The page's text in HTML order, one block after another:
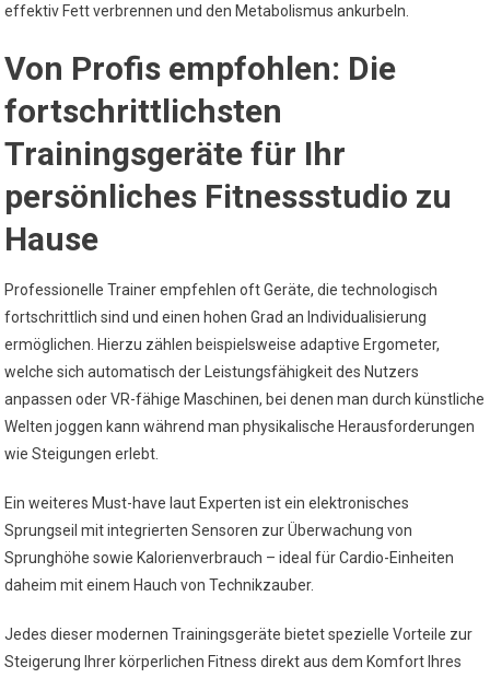
effektiv Fett verbrennen und den Metabolismus ankurbeln.
Von Profis empfohlen: Die
fortschrittlichsten
Trainingsgeräte für Ihr
persönliches Fitnessstudio zu
Hause
Professionelle Trainer empfehlen oft Geräte, die technologisch
fortschrittlich sind und einen hohen Grad an Individualisierung
ermöglichen. Hierzu zählen beispielsweise adaptive Ergometer,
welche sich automatisch der Leistungsfähigkeit des Nutzers
anpassen oder VR-fähige Maschinen, bei denen man durch künstliche
Welten joggen kann während man physikalische Herausforderungen
wie Steigungen erlebt.
Ein weiteres Must-have laut Experten ist ein elektronisches
Sprungseil mit integrierten Sensoren zur Überwachung von
Sprunghöhe sowie Kalorienverbrauch – ideal für Cardio-Einheiten
daheim mit einem Hauch von Technikzauber.
Jedes dieser modernen Trainingsgeräte bietet spezielle Vorteile zur
Steigerung Ihrer körperlichen Fitness direkt aus dem Komfort Ihres